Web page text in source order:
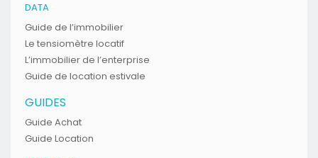
DATA
Guide de l’immobilier
Le tensiomètre locatif
L’immobilier de l’enterprise
Guide de location estivale
GUIDES
Guide Achat
Guide Location